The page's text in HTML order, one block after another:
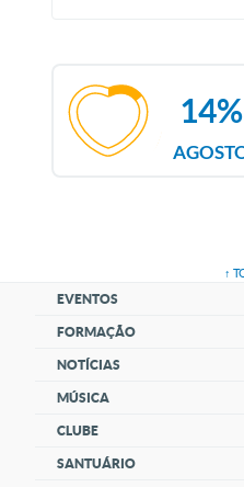
14%
↑
EVENTOS
FORMAÇÃO
NOTÍCIAS
MÚSICA
CLUBE
SANTUÁRIO